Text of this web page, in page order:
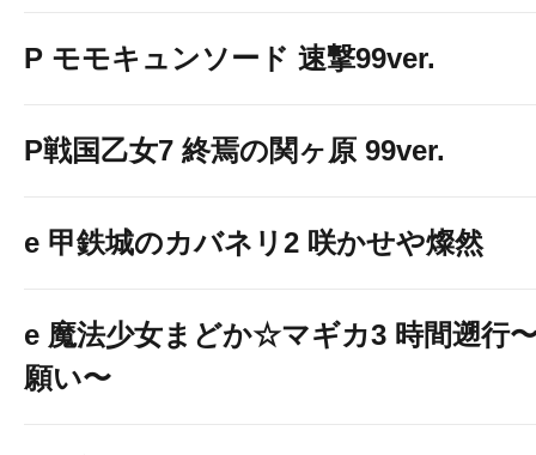
P モモキュンソード 速撃99ver.
P戦国乙女7 終焉の関ヶ原 99ver.
e 甲鉄城のカバネリ2 咲かせや燦然
e 魔法少女まどか☆マギカ3 時間遡行
願い〜